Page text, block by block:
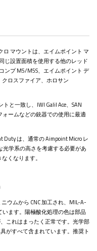
ロ マウントは、エイムポイント マ
じ設置面積を使用する他のレッド
ンプ M5/M5S、エイムポイント デ
ロスファイア、ホロサン
と一致し、IWI Galil Ace、SAN
ォームなどの銃器での使用に最適
Duty は、通常の Aimpoint Micro レ
光学系の高さを考慮する必要があ
くなります。
ウムから CNC 加工され、MIL-A-
います。陽極酸化処理の色は部品
これはまったく正常です。光学部
がすべて含まれています。推奨ト